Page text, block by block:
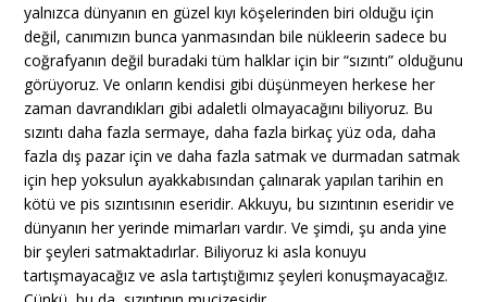
yalnızca dünyanın en güzel kıyı köşelerinden biri olduğu için
değil, canımızın bunca yanmasından bile nükleerin sadece bu
coğrafyanın değil buradaki tüm halklar için bir “sızıntı” olduğunu
görüyoruz. Ve onların kendisi gibi düşünmeyen herkese her
zaman davrandıkları gibi adaletli olmayacağını biliyoruz. Bu
sızıntı daha fazla sermaye, daha fazla birkaç yüz oda, daha
fazla dış pazar için ve daha fazla satmak ve durmadan satmak
için hep yoksulun ayakkabısından çalınarak yapılan tarihin en
kötü ve pis sızıntısının eseridir. Akkuyu, bu sızıntının eseridir ve
dünyanın her yerinde mimarları vardır. Ve şimdi, şu anda yine
bir şeyleri satmaktadırlar. Biliyoruz ki asla konuyu
tartışmayacağız ve asla tartıştığımız şeyleri konuşmayacağız.